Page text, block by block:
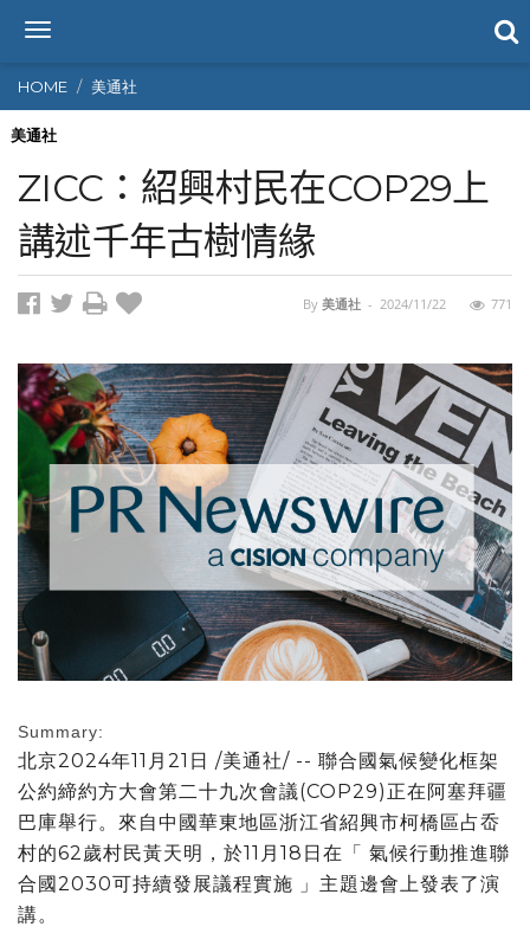
T
g
g
l
n
a
v
i
g
o
n
HOME 美通社
美通社
ZICC：紹興村民在COP29上
講述千年古樹情緣
By 美通社 - 2024/11/22 771
Summary:
北京2024年11月21日 /美通社/ -- 聯合國氣候變化框架
公約締約方大會第二十九次會議(COP29)正在阿塞拜疆
巴庫舉行。來自中國華東地區浙江省紹興市柯橋區占岙
村的62歲村民黃天明，於11月18日在「 氣候行動推進聯
合國2030可持續發展議程實施 」主題邊會上發表了演
講。